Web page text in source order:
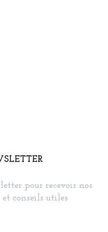
pour recevoir nos
et conseils utiles